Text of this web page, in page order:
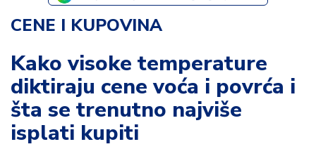
CENE I KUPOVINA
Kako visoke temperature
diktiraju cene voća i povrća i
šta se trenutno najviše
isplati kupiti